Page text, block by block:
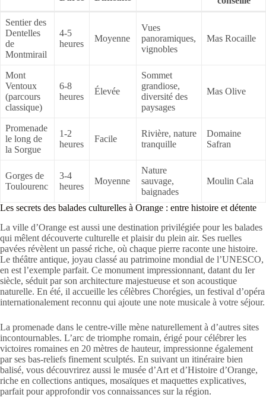
Sentier des
Dentelles
de
Montmirail
4-5
heures
Moyenne
Vues
panoramiques,
vignobles
Mas Rocaille
Mont
Ventoux
(parcours
classique)
6-8
heures
Élevée
Sommet
grandiose,
diversité des
paysages
Mas Olive
Promenade
le long de
la Sorgue
1-2
heures
Facile
Rivière, nature
tranquille
Domaine
Safran
Gorges de
Toulourenc
3-4
heures
Moyenne
Nature
sauvage,
baignades
Moulin Cala
Les secrets des balades culturelles à Orange : entre histoire et détente
La ville d’Orange est aussi une destination privilégiée pour les balades
qui mêlent découverte culturelle et plaisir du plein air. Ses ruelles
pavées révèlent un passé riche, où chaque pierre raconte une histoire.
Le théâtre antique, joyau classé au patrimoine mondial de l’UNESCO,
en est l’exemple parfait. Ce monument impressionnant, datant du Ier
siècle, séduit par son architecture majestueuse et son acoustique
naturelle. En été, il accueille les célèbres Chorégies, un festival d’opéra
internationalement reconnu qui ajoute une note musicale à votre séjour.
La promenade dans le centre-ville mène naturellement à d’autres sites
incontournables. L’arc de triomphe romain, érigé pour célébrer les
victoires romaines en 20 mètres de hauteur, impressionne également
par ses bas-reliefs finement sculptés. En suivant un itinéraire bien
balisé, vous découvrirez aussi le musée d’Art et d’Histoire d’Orange,
riche en collections antiques, mosaïques et maquettes explicatives,
parfait pour approfondir vos connaissances sur la région.